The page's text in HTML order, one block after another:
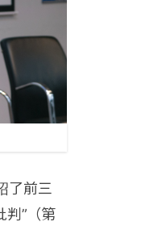
了前三
判”（第